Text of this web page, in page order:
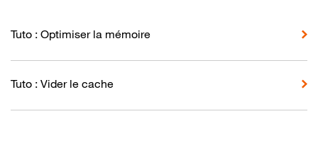
Tuto : Optimiser la mémoire
Tuto : Vider le cache